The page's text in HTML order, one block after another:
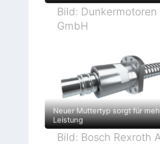
Bild: Dunkermotoren
GmbH
Neuer Muttertyp sorgt für
Leistung
Bild: Bosch Rexroth